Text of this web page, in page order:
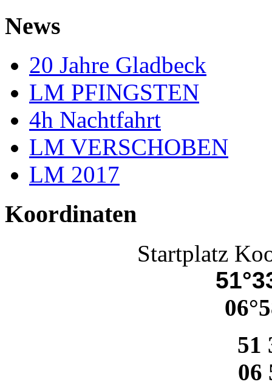
News
20 Jahre Gladbeck
LM PFINGSTEN
4h Nachtfahrt
LM VERSCHOBEN
LM 2017
Koordinaten
Startplatz
51
06